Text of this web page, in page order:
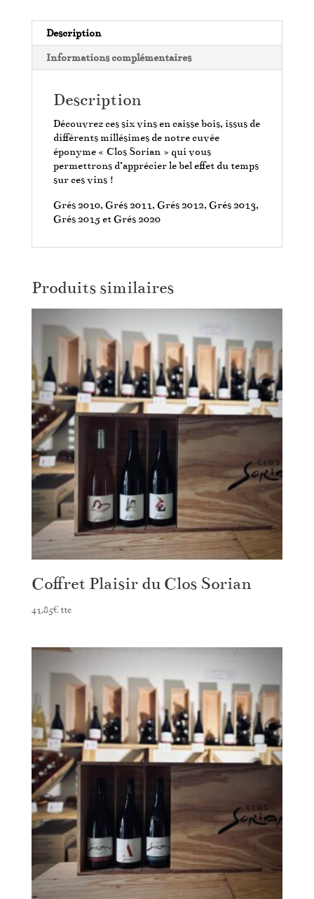
Description
Informations complémentaires
Description
Découvrez ces six vins en caisse bois, issus de
différents millésimes de notre cuvée
éponyme « Clos Sorian » qui vous
permettrons d’apprécier le bel effet du temps
sur ces vins !
Grés 2010, Grés 2011, Grés 2012, Grés 2013,
Grés 2015 et Grés 2020
Produits similaires
Coffret Plaisir du Clos Sorian
41,85€ ttc